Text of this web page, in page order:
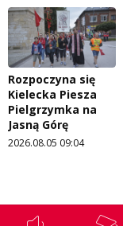
Rozpoczyna się
Kielecka Piesza
Pielgrzymka na
Jasną Górę
2026.08.05 09:04